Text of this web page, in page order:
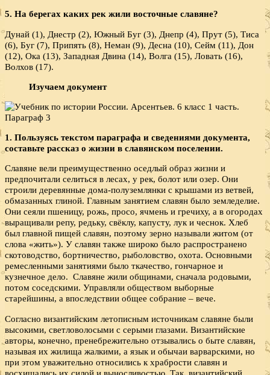
5. На берегах каких рек жили восточные славяне?
Дунай (1), Днестр (2), Южный Буг (3), Днепр (4), Прут (5), Тиса
(6), Буг (7), Припять (8), Неман (9), Десна (10), Сейм (11), Дон
(12), Ока (13), Западная Двина (14), Волга (15), Ловать (16),
Волхов (17).
Изучаем документ
1. Пользуясь текстом параграфа и сведениями документа,
составьте рассказ о жизни в славянском поселении.
Славяне вели преимущественно оседлый образ жизни и
предпочитали селиться в лесах, у рек, болот или озер. Они
строили деревянные дома-полуземлянки с крышами из ветвей,
обмазанных глиной. Главным занятием славян было земледелие.
Они сеяли пшеницу, рожь, просо, ячмень и гречиху, а в огородах
выращивали репу, редьку, свёклу, капусту, лук и чеснок. Хлеб
был главной пищей славян, поэтому зерно называли житом (от
слова «жить»). У славян также широко было распространено
скотоводство, бортничество, рыболовство, охота. Основными
ремесленными занятиями было ткачество, гончарное и
кузнечное дело. Славяне жили общинами, сначала родовыми,
потом соседскими. Управляли обществом выборные
старейшины, а впоследствии общее собрание – вече.
Согласно византийским летописным источникам славяне были
высокими, светловолосыми с серыми глазами. Византийские
авторы, конечно, пренебрежительно отзывались о быте славян,
называя их жилища жалкими, а язык и обычаи варварскими, но
при этом уважительно относились к храбрости славян и
восхищались их силой и выносливостью. Так, византийский